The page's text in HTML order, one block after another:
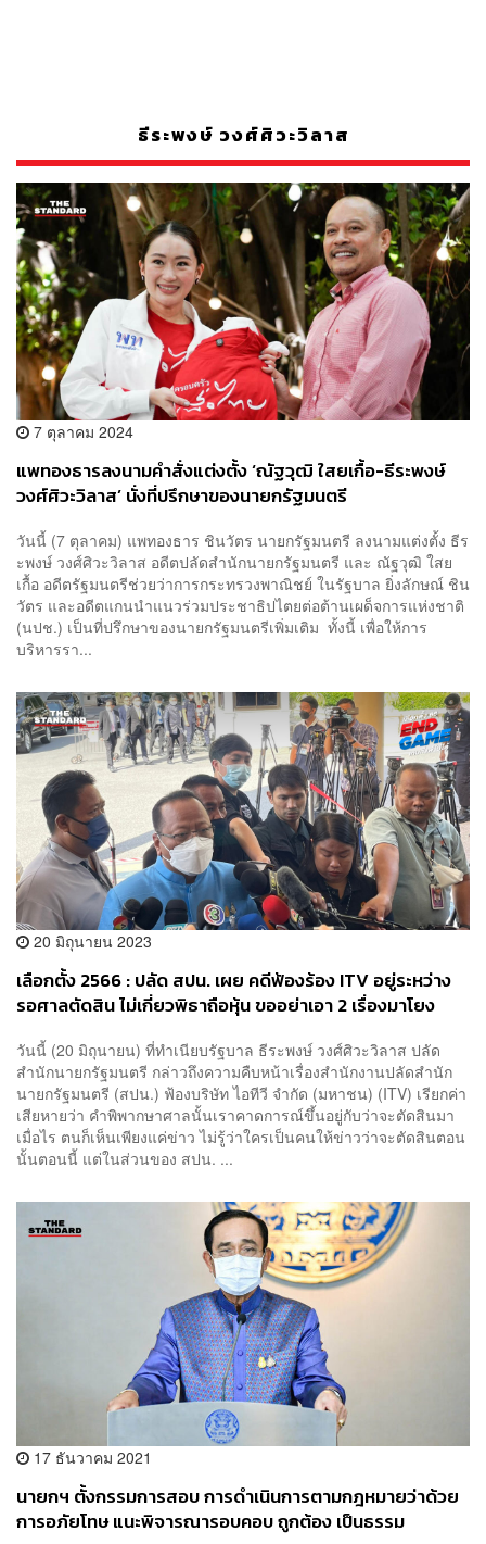
ธีระพงษ์ วงศ์ศิวะวิลาส
7 ตุลาคม 2024
แพทองธารลงนามคำสั่งแต่งตั้ง​ ‘ณัฐวุฒิ​ ใสยเกื้อ-ธีระพงษ์
วงศ์ศิวะวิลาส’ นั่งที่ปรึกษา​ของนายกรัฐมนตรี
วันนี้ (7 ตุลาคม) แพทองธาร​ ชิน​วัตร​ นายก​รัฐมนตรี​ ลงนามแต่งตั้ง ธีร
ะพงษ์ วงศ์ศิวะวิลาส​ อดีตปลัดสำนักนายกรัฐมนตรี​ และ ณัฐวุฒิ ใสย
เกื้อ​ อดีตรัฐมนตรีช่วยว่าการกระทรวงพาณิชย์ ในรัฐบาล ยิ่งลักษณ์​ ชิน
วัตร​ และอดีต​แกนนำ​แนวร่วมประชาธิปไตยต่อต้านเผด็จการแห่งชาติ
(นปช.)​ เป็นที่ปรึกษาของนายกรัฐมนตรีเพิ่มเติม​ ทั้งนี้ เพื่อให้การ
บริหารรา...
20 มิถุนายน 2023
เลือกตั้ง 2566 : ปลัด สปน. เผย คดีฟ้องร้อง ITV อยู่ระหว่าง
รอศาลตัดสิน ไม่เกี่ยวพิธาถือหุ้น ขออย่าเอา 2 เรื่องมาโยง
วันนี้ (20 มิถุนายน) ที่ทำเนียบรัฐบาล ธีระพงษ์ วงศ์ศิวะวิลาส ปลัด
สำนักนายกรัฐมนตรี กล่าวถึงความคืบหน้าเรื่องสำนักงานปลัดสำนัก
นายกรัฐมนตรี (สปน.) ฟ้องบริษัท ไอทีวี จำกัด (มหาชน) (ITV) เรียกค่า
เสียหายว่า คำพิพากษาศาลนั้นเราคาดการณ์ขึ้นอยู่กับว่าจะตัดสินมา
เมื่อไร ตนก็เห็นเพียงแค่ข่าว ไม่รู้ว่าใครเป็นคนให้ข่าวว่าจะตัดสินตอน
นั้นตอนนี้ แต่ในส่วนของ สปน. ...
17 ธันวาคม 2021
นายกฯ ตั้งกรรมการสอบ การดำเนินการตามกฎหมายว่าด้วย
การอภัยโทษ แนะพิจารณารอบคอบ ถูกต้อง เป็นธรรม